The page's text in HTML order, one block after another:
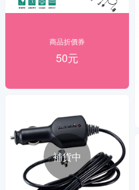
商品折價券
50元
補貨中